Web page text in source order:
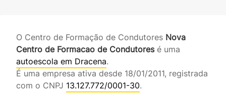
O Centro de Formação de Condutores Nova
Centro de Formacao de Condutoresé uma
autoescola em Dracena.
É uma empresa ativa desde 18/01/2011, registrada
com o CNPJ 13.127.772/0001-30.